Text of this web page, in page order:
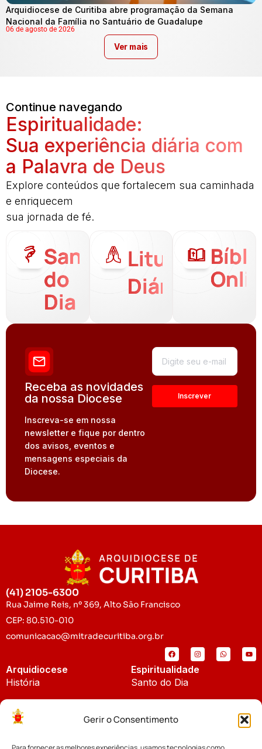
Gerir o Consentimento
Arquidiocese de Curitiba abre programação da Semana
Nacional da Família no Santuário de Guadalupe
06 de agosto de 2026
Ver mais
Continue navegando
Espiritualidade:
Sua experiência diária com
a Palavra de Deus
Explore conteúdos que fortalecem sua caminhada
e enriquecem
sua jornada de fé.
Santo
do
Dia
Liturgia
Diária
Receba as novidades
da nossa Diocese
Inscreva-se em nossa
newsletter e fique por dentro
dos avisos, eventos e
mensagens especiais da
Diocese.
(41) 2105-6300
Rua Jaime Reis, nº 369, Alto São Francisco
CEP: 80.510-010
comunicacao@mitradecuritiba.org.br
Arquidiocese
História
Padroeira
Espiritualidade
Santo do Dia